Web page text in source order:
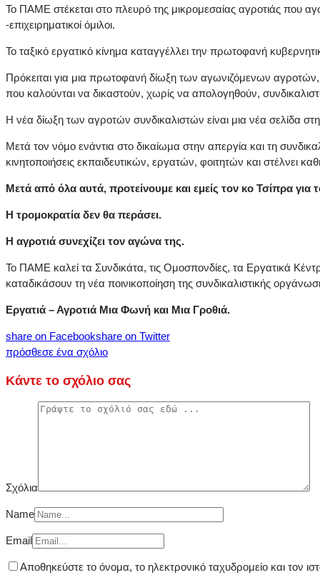
Το ΠΑΜΕ στέκεται στο πλευρό της μικρομεσαίας αγροτιάς που
-επιχειρηματικοί όμιλοι.
Το ταξικό εργατικό κίνημα καταγγέλλει την πρωτοφανή
Πρόκειται για μια πρωτοφανή δίωξη των αγωνιζόμενων
που καλούνται να δικαστούν, χωρίς να απολογηθούν,
Η νέα δίωξη των αγροτών συνδικαλιστών είναι μια νέα σελίδα
Μετά τον νόμο ενάντια στο δικαίωμα στην απεργία και τη
κινητοποιήσεις εκπαιδευτικών, εργατών, φοιτητών και στέλνει
Μετά από όλα αυτά, προτείνουμε και εμείς τον κο Τσίπρα
Η τρομοκρατία δεν θα περάσει.
Η αγροτιά συνεχίζει τον αγώνα της.
Το ΠΑΜΕ καλεί τα Συνδικάτα, τις Ομοσπονδίες, τα Εργατικά
καταδικάσουν τη νέα ποινικοποίηση της συνδικαλιστικής
Εργατιά – Αγροτιά Μια Φωνή και Μια Γροθιά.
share on Facebookshare on Twitter
πρόσθεσε ένα σχόλιο
Κάντε το σχόλιο σας
Σχόλια
Name
Email
Αποθηκεύστε το όνομα, το ηλεκτρονικό ταχυδρομείο και